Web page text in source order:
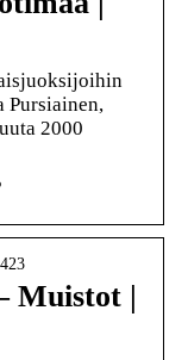
2000
Muistot |